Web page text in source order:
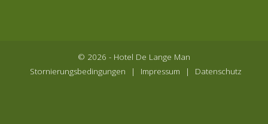
© 2026 - Hotel De Lange Man
Stornierungsbedingungen
| Impressum | Datenschutz